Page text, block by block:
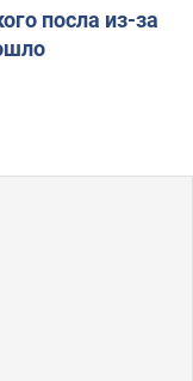
посла из-за